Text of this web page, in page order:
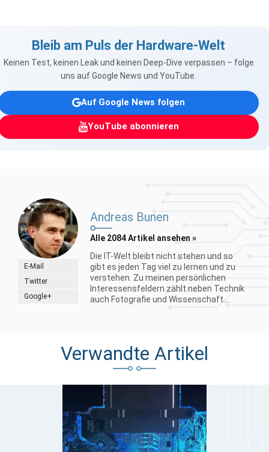
Bleib am Puls der Hardware-Welt
Keinen Test, keinen Leak und keinen Deep-Dive verpassen – folge
uns auf Google News und YouTube.
Auf Google News folgen
YouTube abonnieren
E-Mail
Twitter
Google+
Andreas Bunen
Alle 2084 Artikel ansehen »
Die IT-Welt bleibt nicht stehen und so
gibt es jeden Tag viel zu lernen und zu
verstehen. Zu meinen persönlichen
Interessensfeldern zählt neben Technik
auch Fotografie und Wissenschaft....
Verwandte Artikel